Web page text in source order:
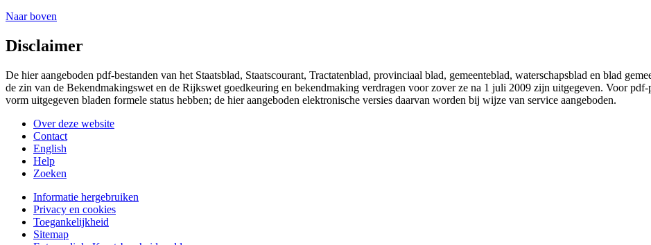
Naar boven
Disclaimer
De hier aangeboden pdf-bestanden van het Staatsblad, Staatscourant, Tractatenblad, provinciaal blad, gemeenteblad, waterschapsblad en blad
de zin van de Bekendmakingswet en de Rijkswet goedkeuring en bekendmaking verdragen voor zover ze na 1 juli 2009 zijn uitgegeven. Voor
vorm uitgegeven bladen formele status hebben; de hier aangeboden elektronische versies daarvan worden bij wijze van service aangeboden.
Over deze website
Contact
English
Help
Zoeken
Informatie hergebruiken
Privacy en cookies
Toegankelijkheid
Sitemap